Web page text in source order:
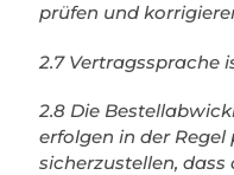
prüfen und
2.7 Vertragssprache
2.8 Die
erfolgen in der Regel
sicherzustellen, dass